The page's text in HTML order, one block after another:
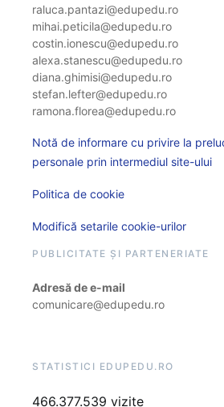
raluca.pantazi@edupedu.ro
mihai.peticila@edupedu.ro
costin.ionescu@edupedu.ro
alexa.stanescu@edupedu.ro
diana.ghimisi@edupedu.ro
stefan.lefter@edupedu.ro
ramona.florea@edupedu.ro
Notă de informare cu privire la
personale prin intermediul site-ului
Politica de cookie
Modifică setarile cookie-urilor
PUBLICITATE ȘI PARTENERIATE
Adresă de e-mail
comunicare@edupedu.ro
STATISTICI EDUPEDU.RO
466.377.539 vizite